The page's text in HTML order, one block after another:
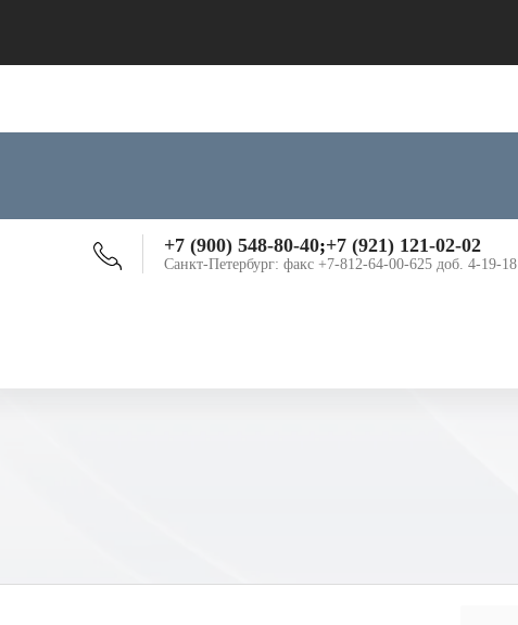
+7 (900) 548-80-40;+7 (921) 121-02-02
Санкт-Петербург: факс +7-812-64-00-625 доб. 4-19-18